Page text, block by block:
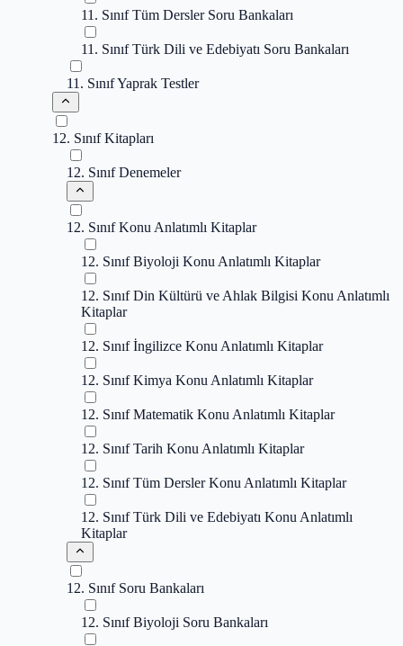
11. Sınıf Tüm Dersler Soru Bankaları
11. Sınıf Türk Dili ve Edebiyatı Soru Bankaları
11. Sınıf Yaprak Testler
12. Sınıf Kitapları
12. Sınıf Denemeler
12. Sınıf Konu Anlatımlı Kitaplar
12. Sınıf Biyoloji Konu Anlatımlı Kitaplar
12. Sınıf Din Kültürü ve Ahlak Bilgisi Konu Anlatımlı
Kitaplar
12. Sınıf İngilizce Konu Anlatımlı Kitaplar
12. Sınıf Kimya Konu Anlatımlı Kitaplar
12. Sınıf Matematik Konu Anlatımlı Kitaplar
12. Sınıf Tarih Konu Anlatımlı Kitaplar
12. Sınıf Tüm Dersler Konu Anlatımlı Kitaplar
12. Sınıf Türk Dili ve Edebiyatı Konu Anlatımlı
Kitaplar
12. Sınıf Soru Bankaları
12. Sınıf Biyoloji Soru Bankaları